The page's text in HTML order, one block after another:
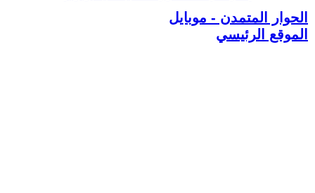
الحوار المتمدن - موبايل
الموقع الرئيسي